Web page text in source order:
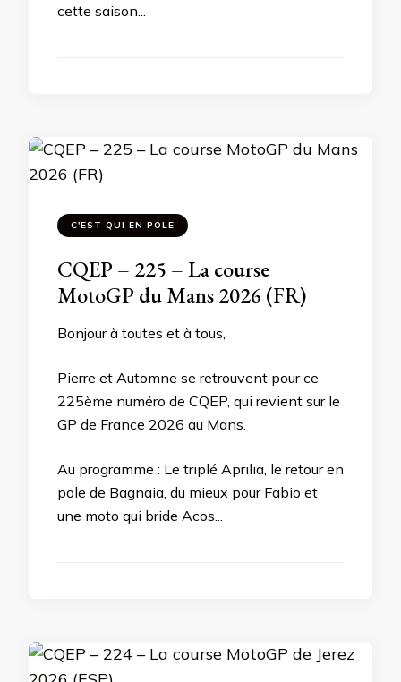
cette saison...
C'EST QUI EN POLE
CQEP – 225 – La course
MotoGP du Mans 2026 (FR)
Bonjour à toutes et à tous,
Pierre et Automne se retrouvent pour ce
225ème numéro de CQEP, qui revient sur le
GP de France 2026 au Mans.
Au programme : Le triplé Aprilia, le retour en
pole de Bagnaia, du mieux pour Fabio et
une moto qui bride Acos...